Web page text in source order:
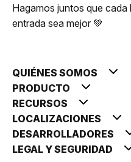
Hagamos juntos que cada
entrada sea mejor 💚
QUIÉNES SOMOS
PRODUCTO
RECURSOS
LOCALIZACIONES
DESARROLLADORES
LEGAL Y SEGURIDAD